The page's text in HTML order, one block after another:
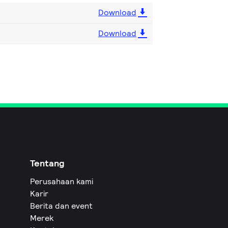
Download
Download
Tentang
Perusahaan kami
Karir
Berita dan event
Merek